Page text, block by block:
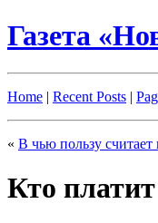
Газета
Home | Recent Posts |
« В чью пользу считает
Кто